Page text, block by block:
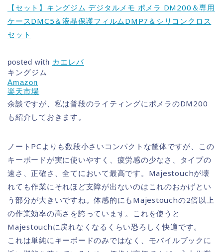
【セット】キングジム デジタルメモ ポメラ DM200＆専用
ケースDMC5＆液晶保護フィルムDMP7＆シリコンクロス
セット
posted with カエレバ
キングジム
Amazon
楽天市場
余談ですが、私は普段のライティングにポメラのDM200
も紹介しておきます。
ノートPCよりも数段小さいコンパクトな筐体ですが、この
キーボードが実に使いやすく、疲労感の少なさ、タイプの
速さ、正確さ、全てにおいて最高です。Majestouchが壊
れても作業にそれほど支障が出ないのはこれのおかげとい
う部分が大きいですね。体感的にもMajestouchの2倍以上
の作業効率の高さを誇っています。これを使うと
Majestouchに戻れなくなるくらい恐ろしく快適です。
これは単純にキーボードのみではなく、モバイルブックに